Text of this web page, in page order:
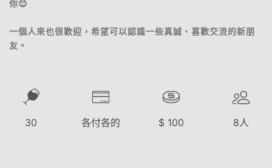
你😊
一個人來也很歡迎，希望可以認識一些真誠、喜歡交流的新朋
友。
30 各付各的 $ 100 8人